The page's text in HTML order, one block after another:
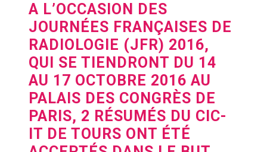
A L’OCCASION DES
JOURNÉES FRANÇAISES DE
RADIOLOGIE (JFR) 2016,
QUI SE TIENDRONT DU 14
AU 17 OCTOBRE 2016 AU
PALAIS DES CONGRÈS DE
PARIS, 2 RÉSUMÉS DU CIC-
IT DE TOURS ONT ÉTÉ